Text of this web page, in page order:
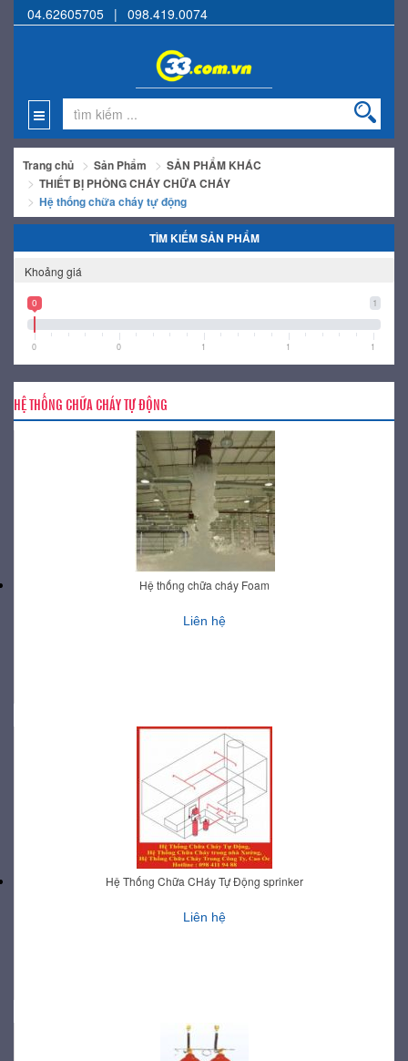
04.62605705 | 098.419.0074
Trang chủ Sản Phẩm
SẢN PHẨM KHÁC
THIẾT BỊ PHÒNG CHÁY CHỮA CHÁY
Hệ thống chữa cháy tự động
TÌM KIẾM SẢN PHẨM
Khoảng giá
1
0
0 0 1 1 1
HỆ THỐNG CHỮA CHÁY TỰ ĐỘNG
Hệ thống chữa cháy Foam
Liên hệ
Hệ Thống Chữa CHáy Tự Động sprinker
Liên hệ